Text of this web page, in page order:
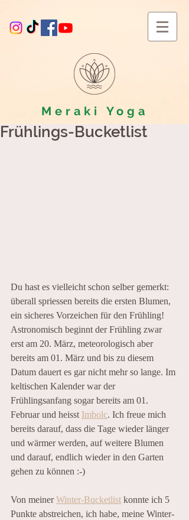
Meraki Yoga
Frühlings-Bucketlist
Du hast es vielleicht schon selber gemerkt:
überall spriessen bereits die ersten Blumen,
ein sicheres Vorzeichen für den Frühling!
Astronomisch beginnt der Frühling zwar
erst am 20. März, meteorologisch aber
bereits am 01. März und bis zu diesem
Datum dauert es gar nicht mehr so lange. Im
keltischen Kalender war der
Frühlingsanfang sogar bereits am 01.
Februar und heisst Imbolc. Ich freue mich
bereits darauf, dass die Tage wieder länger
und wärmer werden, auf weitere Blumen
und darauf, endlich wieder in den Garten
gehen zu können :-)
Von meiner Winter-Bucketlist konnte ich 5
Punkte abstreichen, ich habe, meine Winter-